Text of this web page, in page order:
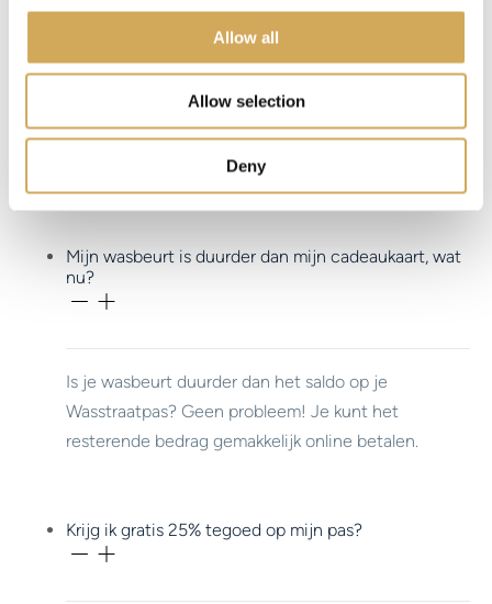
Allow all
Allow selection
Deny
Wil je Wasstraatpas gebruiken bij een van de
aangesloten locaties? Laat dan je unieke code
zien bij een van de medewerkers en geniet van je
Mijn wasbeurt is duurder dan mijn cadeaukaart, wat
nu?
Is je wasbeurt duurder dan het saldo op je
Wasstraatpas? Geen probleem! Je kunt het
resterende bedrag gemakkelijk online betalen.
Krijg ik gratis 25% tegoed op mijn pas?